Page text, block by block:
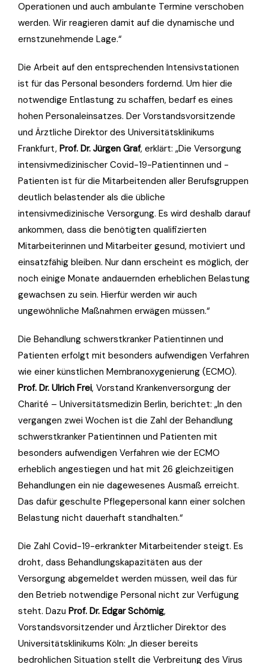
Operationen und auch ambulante Termine verschoben
werden. Wir reagieren damit auf die dynamische und
ernstzunehmende Lage.“
Die Arbeit auf den entsprechenden Intensivstationen
ist für das Personal besonders fordernd. Um hier die
notwendige Entlastung zu schaffen, bedarf es eines
hohen Personaleinsatzes. Der Vorstandsvorsitzende
und Ärztliche Direktor des Universitätsklinikums
Frankfurt, Prof. Dr. Jürgen Graf, erklärt: „Die Versorgung
intensivmedizinischer Covid-19-Patientinnen und -
Patienten ist für die Mitarbeitenden aller Berufsgruppen
deutlich belastender als die übliche
intensivmedizinische Versorgung. Es wird deshalb darauf
ankommen, dass die benötigten qualifizierten
Mitarbeiterinnen und Mitarbeiter gesund, motiviert und
einsatzfähig bleiben. Nur dann erscheint es möglich, der
noch einige Monate andauernden erheblichen Belastung
gewachsen zu sein. Hierfür werden wir auch
ungewöhnliche Maßnahmen erwägen müssen.“
Die Behandlung schwerstkranker Patientinnen und
Patienten erfolgt mit besonders aufwendigen Verfahren
wie einer künstlichen Membranoxygenierung (ECMO).
Prof. Dr. Ulrich Frei, Vorstand Krankenversorgung der
Charité – Universitätsmedizin Berlin, berichtet: „In den
vergangen zwei Wochen ist die Zahl der Behandlung
schwerstkranker Patientinnen und Patienten mit
besonders aufwendigen Verfahren wie der ECMO
erheblich angestiegen und hat mit 26 gleichzeitigen
Behandlungen ein nie dagewesenes Ausmaß erreicht.
Das dafür geschulte Pflegepersonal kann einer solchen
Belastung nicht dauerhaft standhalten.“
Die Zahl Covid-19-erkrankter Mitarbeitender steigt. Es
droht, dass Behandlungskapazitäten aus der
Versorgung abgemeldet werden müssen, weil das für
den Betrieb notwendige Personal nicht zur Verfügung
steht. Dazu Prof. Dr. Edgar Schömig,
Vorstandsvorsitzender und Ärztlicher Direktor des
Universitätsklinikums Köln: „In dieser bereits
bedrohlichen Situation stellt die Verbreitung des Virus